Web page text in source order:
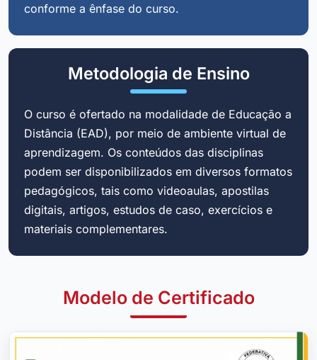
conforme a ênfase do curso.
Metodologia de Ensino
O curso é ofertado na modalidade de Educação a
Distância (EAD), por meio de ambiente virtual de
aprendizagem. Os conteúdos das disciplinas
podem ser disponibilizados em diversos formatos
pedagógicos, tais como videoaulas, apostilas
digitais, artigos, estudos de caso, exercícios e
materiais complementares.
Modelo de Certificado